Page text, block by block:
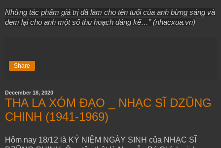
Những tác phẩm giá trị đã làm cho tên tuổi của anh bừng sáng và
đem lại cho anh một số thu hoạch đáng kể…” (nhacxua.vn)
Share
December 18, 2020
THA LA XÓM ĐẠO _ NHẠC SĨ DZŨNG
CHINH (1941-1969)
Hôm nay 18/12 là KỶ NIỆM NGÀY SINH của NHẠC SĨ